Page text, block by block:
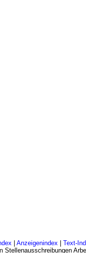
| Anzeigenindex| Text-